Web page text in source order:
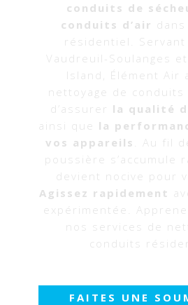
conduits de
conduits d’air
résidentiel. Servant
Vaudreuil-Soulanges
Island, Élément Air
nettoyage de conduits
d’assurer la qualité
ainsi que la
vos appareils
. Au fil
poussière s’accumule
devient nocive pour
Agissez rapidement
expérimentée.
nos services de
conduits
FAITES UNE